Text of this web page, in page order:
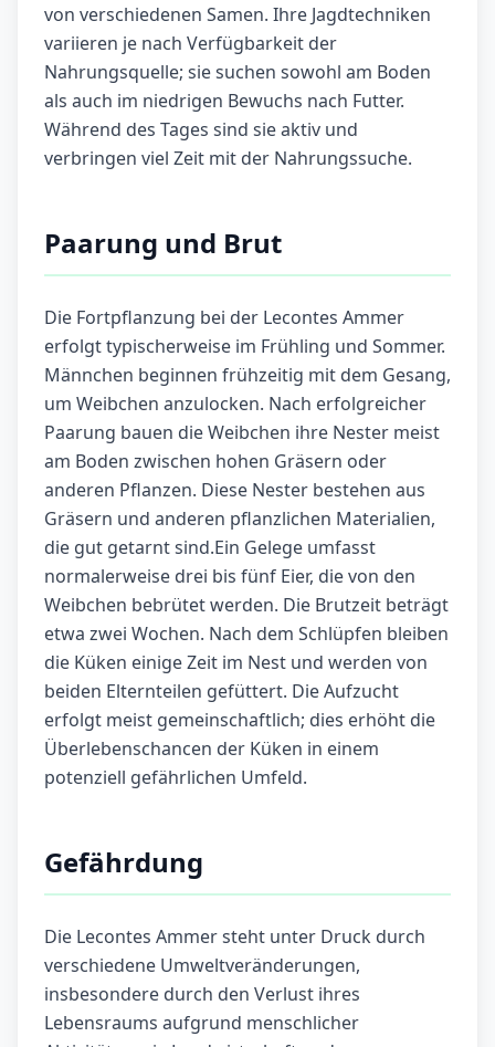
von verschiedenen Samen. Ihre Jagdtechniken
variieren je nach Verfügbarkeit der
Nahrungsquelle; sie suchen sowohl am Boden
als auch im niedrigen Bewuchs nach Futter.
Während des Tages sind sie aktiv und
verbringen viel Zeit mit der Nahrungssuche.
Paarung und Brut
Die Fortpflanzung bei der Lecontes Ammer
erfolgt typischerweise im Frühling und Sommer.
Männchen beginnen frühzeitig mit dem Gesang,
um Weibchen anzulocken. Nach erfolgreicher
Paarung bauen die Weibchen ihre Nester meist
am Boden zwischen hohen Gräsern oder
anderen Pflanzen. Diese Nester bestehen aus
Gräsern und anderen pflanzlichen Materialien,
die gut getarnt sind.Ein Gelege umfasst
normalerweise drei bis fünf Eier, die von den
Weibchen bebrütet werden. Die Brutzeit beträgt
etwa zwei Wochen. Nach dem Schlüpfen bleiben
die Küken einige Zeit im Nest und werden von
beiden Elternteilen gefüttert. Die Aufzucht
erfolgt meist gemeinschaftlich; dies erhöht die
Überlebenschancen der Küken in einem
potenziell gefährlichen Umfeld.
Gefährdung
Die Lecontes Ammer steht unter Druck durch
verschiedene Umweltveränderungen,
insbesondere durch den Verlust ihres
Lebensraums aufgrund menschlicher